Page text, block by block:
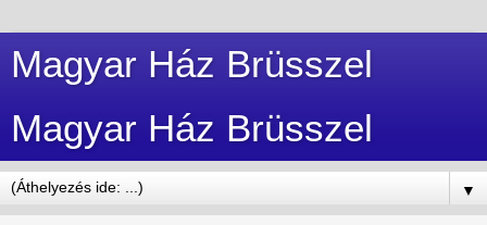
Magyar Ház Brüsszel
Magyar Ház Brüsszel
▼